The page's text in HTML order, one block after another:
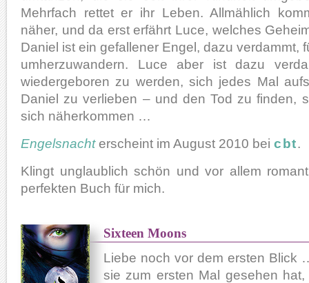
Mehrfach rettet er ihr Leben. Allmählich
näher, und da erst erfährt Luce, welches
Daniel ist ein gefallener Engel, dazu verdammt,
umherzuwandern. Luce aber ist dazu
wiedergeboren zu werden, sich jedes Mal
Daniel zu verlieben – und den Tod zu finden,
sich näherkommen …
Engelsnachterscheint im August 2010 bei cbt.
Klingt unglaublich schön und vor allem
perfekten Buch für mich.
Sixteen Moons
Liebe noch vor dem ersten Blick
sie zum ersten Mal gesehen